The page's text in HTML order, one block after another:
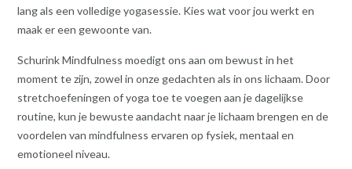
lang als een volledige yogasessie. Kies wat voor jou werkt en
maak er een gewoonte van.
Schurink Mindfulness moedigt ons aan om bewust in het
moment te zijn, zowel in onze gedachten als in ons lichaam. Door
stretchoefeningen of yoga toe te voegen aan je dagelijkse
routine, kun je bewuste aandacht naar je lichaam brengen en de
voordelen van mindfulness ervaren op fysiek, mentaal en
emotioneel niveau.